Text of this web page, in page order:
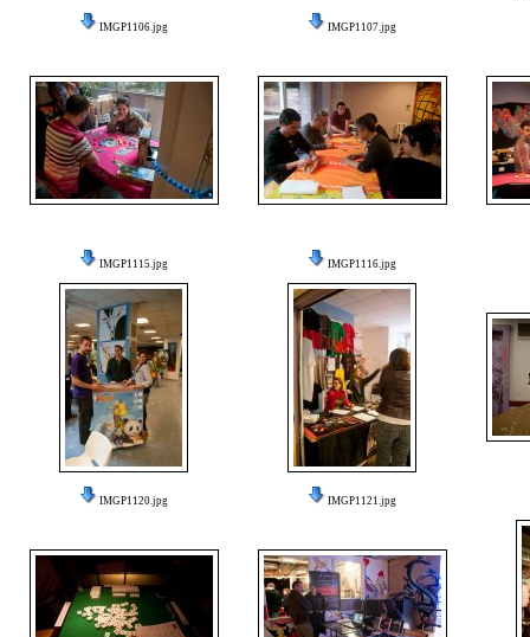
IMGP1106.jpg IMGP1107.jpg
IMGP1115.jpg IMGP1116.jpg
IMGP1120.jpg IMGP1121.jpg